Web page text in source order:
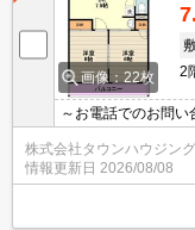
画像：22枚
2
～お電話でのお問い
地域密着タウンハウ
株式会社タウンハウジン
情報更新日 2026/08/08